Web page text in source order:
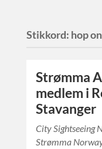
Stikkord: hop on
Strømma
medlem i
Stavanger
City Sightseeing
Strømma